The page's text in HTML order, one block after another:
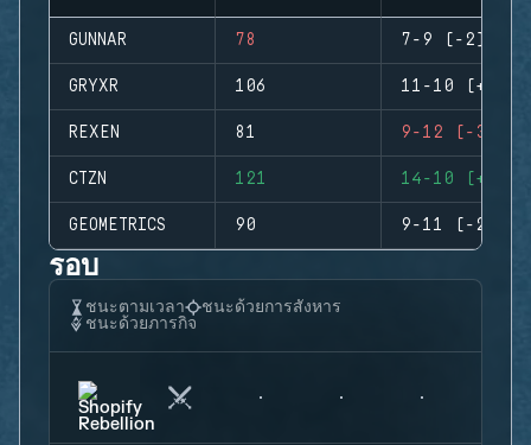
GUNNAR 78 7-9 (-2)
GRYXR 106 11-10 (+1)
REXEN 81 9-12 (-3)
CTZN 121 14-10 (+4)
GEOMETRICS 90 9-11 (-2)
รอบ
ชนะตามเวลา
ชนะด้วยการสังหาร
ชนะด้วยภารกิจ